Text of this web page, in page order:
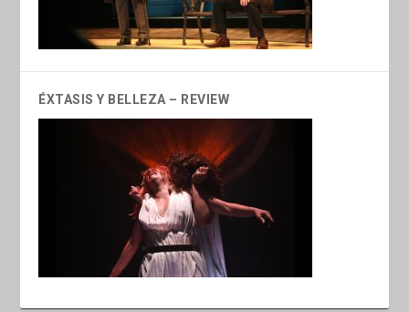
ÉXTASIS Y BELLEZA – REVIEW